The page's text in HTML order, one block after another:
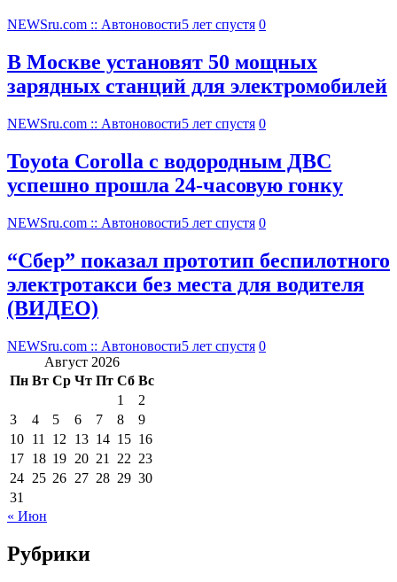
NEWSru.com :: Автоновости5 лет спустя 0
В Москве установят 50 мощных
зарядных станций для электромобилей
NEWSru.com :: Автоновости5 лет спустя 0
Toyota Corolla с водородным ДВС
успешно прошла 24-часовую гонку
NEWSru.com :: Автоновости5 лет спустя 0
“Сбер” показал прототип беспилотного
электротакси без места для водителя
(ВИДЕО)
NEWSru.com :: Автоновости5 лет спустя 0
Август 2026
Пн Вт Ср Чт Пт Сб Вс
1
2
3
4 5 6 7 8
9
10 11 12 13 14 15 16
17 18 19 20 21 22 23
24 25 26 27 28 29 30
31
« Июн
Рубрики